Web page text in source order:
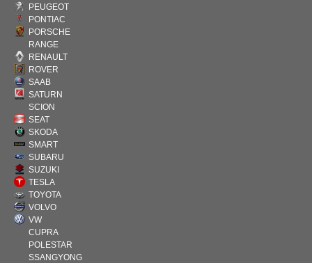
PEUGEOT
PONTIAC
PORSCHE
RANGE
RENAULT
ROVER
SAAB
SATURN
SCION
SEAT
SKODA
SMART
SUBARU
SUZUKI
TESLA
TOYOTA
VOLVO
VW
CUPRA
POLESTAR
SSANGYONG